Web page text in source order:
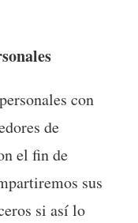
con
de
el fin de
sus
si así lo